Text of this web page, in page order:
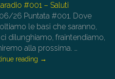
#001 – Saluti
26 Puntata #001. Dove
le basi che saranno,
dilunghiamo, fraintendiamo,
alla prossima. …
reading →